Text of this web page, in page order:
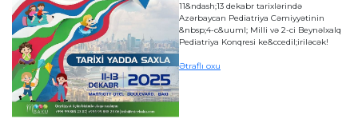
11&ndash;13 dekabr tarixlərində
Azərbaycan Pediatriya Cəmiyyətinin
&nbsp;4-c&uuml; Milli və 2-ci Beynəlxalq
Pediatriya Konqresi ke&ccedil;iriləcək!
Ətraflı oxu